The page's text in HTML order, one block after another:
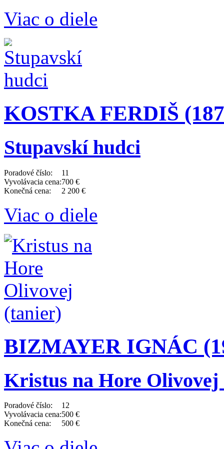
Viac o diele
KOSTKA FERDIŠ
Stupavskí hudci
Poradové číslo:
11
Vyvolávacia cena:700 €
Konečná cena:
2 200 €
Viac o diele
BIZMAYER IGNÁC
Kristus na Hore
Poradové číslo:
12
Vyvolávacia cena:500 €
Konečná cena:
500 €